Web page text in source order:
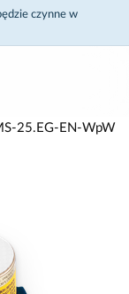
czynne w
25.EG-EN-WpW